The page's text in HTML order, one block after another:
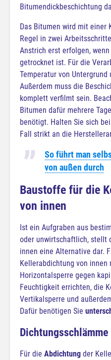
Bitumendickbeschichtung
Das Bitumen wird mit einer
Regel in zwei
Anstrich erst erfolgen,
getrocknet ist. Für die
Temperatur von Untergrund
Außerdem muss die
komplett verfilmt sein.
Bitumen dafür mehrere
benötigt. Halten Sie sich
Fall strikt an die
So führt man
von außen durch
Baustoffe für die
von innen
Ist ein Aufgraben aus
oder unwirtschaftlich, stellt
innen eine Alternative dar.
Kellerabdichtung von innen
Horizontalsperre gegen
Feuchtigkeit errichten, die
Vertikalsperre und
Dafür benötigen Sie
Dichtungsschlämme
Für die Abdichtung der